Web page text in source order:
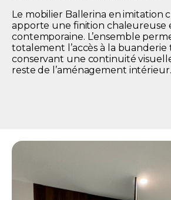
Le mobilier Ballerina en imitation
apporte une finition chaleureuse
contemporaine. L’ensemble
totalement l’accès à la
conservant une continuité
reste de l’aménagement intérieur.